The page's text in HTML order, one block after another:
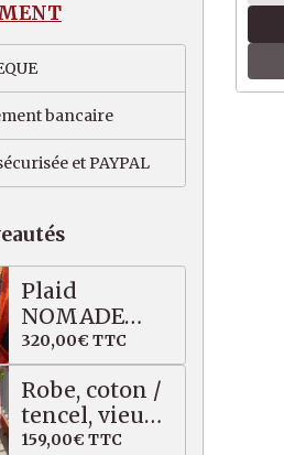
bancaire
et PAYPAL
Plaid
NOMADE
bouclette
laine et
coton, 80 X
168 cm
320,00€ TTC
Robe, coton /
tencel, vieux
rose, beige
159,00€ TTC